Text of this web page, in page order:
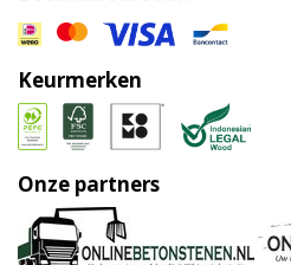
Keurmerken
Onze partners